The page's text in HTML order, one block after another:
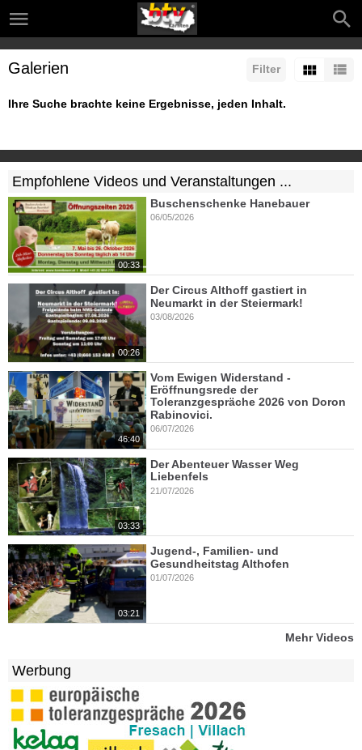
Filter
Galerien
Ihre Suche brachte keine Ergebnisse, jeden Inhalt.
Empfohlene Videos und Veranstaltungen ...
00:33
Buschenschenke Hanebauer
06/05/2026
00:26
Der Circus Althoff gastiert in
Neumarkt in der Steiermark!
03/08/2026
46:40
Vom Ewigen Widerstand -
Eröffnungsrede der
Toleranzgespräche 2026 von Doron
Rabinovici.
06/07/2026
03:33
Der Abenteuer Wasser Weg
Liebenfels
21/07/2026
03:21
Jugend-, Familien- und
Gesundheitstag Althofen
01/07/2026
Mehr Videos
Werbung